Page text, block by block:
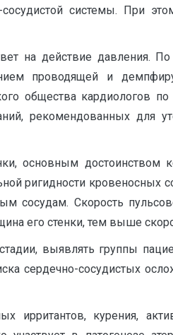
системы. При
на действие давления.
проводящей и
общества кардиологов
рекомендованных для
основным достоинством
ригидности кровеносных
сосудам. Скорость
его стенки, тем выше
выявлять группы
сердечно-сосудистых
ирритантов, курения,